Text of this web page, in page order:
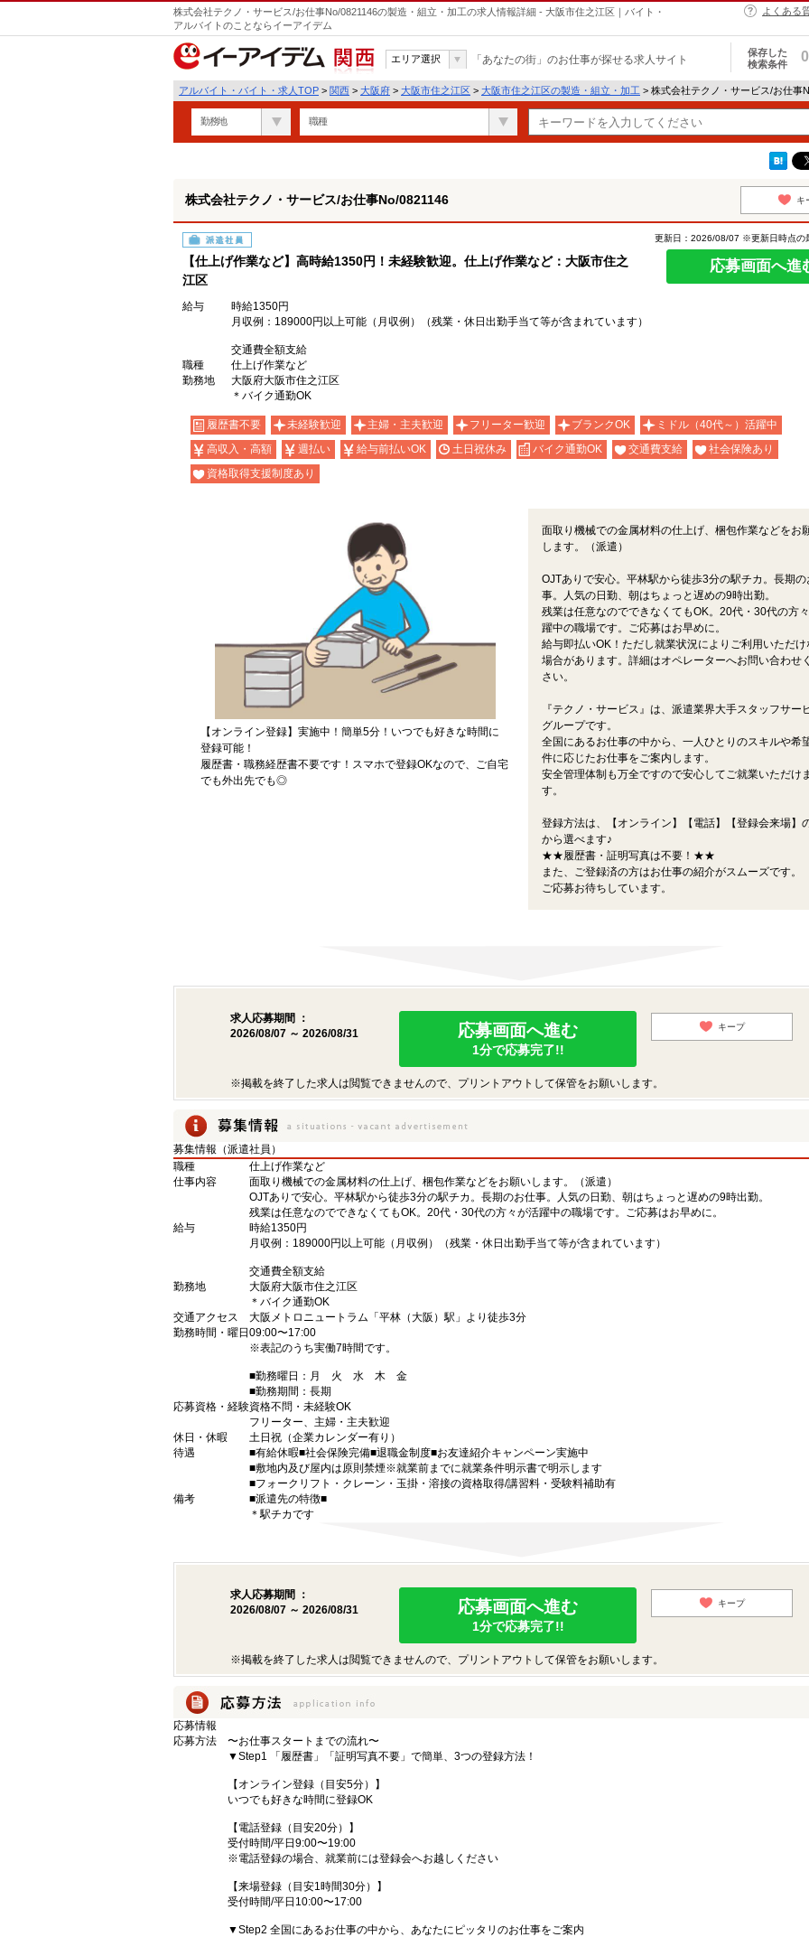
株式会社テクノ・サービス/お仕事No/0821146の製造・組立・加工の求人情報詳細 - 大阪市住之江区｜バイト・
アルバイトのことならイーアイデム
よくある
関西
エリア選択 「あなたの街」のお仕事が探せる求人サイト
保存した
検索条件
0
アルバイト・バイト・求人TOP > 関西 > 大阪府 > 大阪市住之江区 > 大阪市住之江区の製造・組立・加工 > 株式会社テクノ・サービス/お仕事
勤務地 職種
株式会社テクノ・サービス/お仕事No/0821146 キ
派遣社員
【仕上げ作業など】高時給1350円！未経験歓迎。仕上げ作業など：大阪市住之
江区
更新日：2026/08/07 ※更新日時点の
応募画面へ進
給与
時給1350円
月収例：189000円以上可能（月収例）（残業・休日出勤手当て等が含まれています）
交通費全額支給
職種
仕上げ作業など
勤務地
大阪府大阪市住之江区
＊バイク通勤OK
履歴書不要 未経験歓迎 主婦・主夫歓迎 フリーター歓迎 ブランクOK
ミドル（40代～）活躍中
高収入・高額
週払い 給与前払いOK 土日祝休み バイク通勤OK 交通費支給
社会保険あり
資格取得支援制度あり
【オンライン登録】実施中！簡単5分！いつでも好きな時間に
登録可能！
履歴書・職務経歴書不要です！スマホで登録OKなので、ご自宅
でも外出先でも◎
面取り機械での金属材料の仕上げ、梱包作業などをお
します。（派遣）
OJTありで安心。平林駅から徒歩3分の駅チカ。長期の
事。人気の日勤、朝はちょっと遅めの9時出勤。
残業は任意なのでできなくてもOK。20代・30代の方
躍中の職場です。ご応募はお早めに。
給与即払いOK！ただし就業状況によりご利用いただけ
場合があります。詳細はオペレーターへお問い合わせ
さい。
『テクノ・サービス』は、派遣業界大手スタッフサー
グループです。
全国にあるお仕事の中から、一人ひとりのスキルや希
件に応じたお仕事をご案内します。
安全管理体制も万全ですので安心してご就業いただけ
す。
登録方法は、【オンライン】【電話】【登録会来場】
から選べます♪
★★履歴書・証明写真は不要！★★
また、ご登録済の方はお仕事の紹介がスムーズです。
ご応募お待ちしています。
求人応募期間 ：
2026/08/07 ～ 2026/08/31
応募画面へ進む
1分で応募完了!!
キープ
※掲載を終了した求人は閲覧できませんので、プリントアウトして保管をお願いします。
募集情報（派遣社員）
職種
仕上げ作業など
仕事内容
面取り機械での金属材料の仕上げ、梱包作業などをお願いします。（派遣）
OJTありで安心。平林駅から徒歩3分の駅チカ。長期のお仕事。人気の日勤、朝はちょっと遅めの9時出勤。
残業は任意なのでできなくてもOK。20代・30代の方々が活躍中の職場です。ご応募はお早めに。
給与
時給1350円
月収例：189000円以上可能（月収例）（残業・休日出勤手当て等が含まれています）
交通費全額支給
勤務地
大阪府大阪市住之江区
＊バイク通勤OK
交通アクセス
大阪メトロニュートラム「平林（大阪）駅」より徒歩3分
勤務時間・曜日 09:00〜17:00
※表記のうち実働7時間です。
■勤務曜日：月 火 水 木 金
■勤務期間：長期
応募資格・経験資格不問・未経験OK
フリーター、主婦・主夫歓迎
休日・休暇
土日祝（企業カレンダー有り）
待遇
■有給休暇■社会保険完備■退職金制度■お友達紹介キャンペーン実施中
■敷地内及び屋内は原則禁煙※就業前までに就業条件明示書で明示します
■フォークリフト・クレーン・玉掛・溶接の資格取得/講習料・受験料補助有
備考
■派遣先の特徴■
＊駅チカです
求人応募期間 ：
2026/08/07 ～ 2026/08/31
応募画面へ進む
1分で応募完了!!
キープ
※掲載を終了した求人は閲覧できませんので、プリントアウトして保管をお願いします。
応募情報
応募方法
〜お仕事スタートまでの流れ〜
▼Step1 「履歴書」「証明写真不要」で簡単、3つの登録方法！
【オンライン登録（目安5分）】
いつでも好きな時間に登録OK
【電話登録（目安20分）】
受付時間/平日9:00〜19:00
※電話登録の場合、就業前には登録会へお越しください
【来場登録（目安1時間30分）】
受付時間/平日10:00〜17:00
▼Step2 全国にあるお仕事の中から、あなたにピッタリのお仕事をご案内